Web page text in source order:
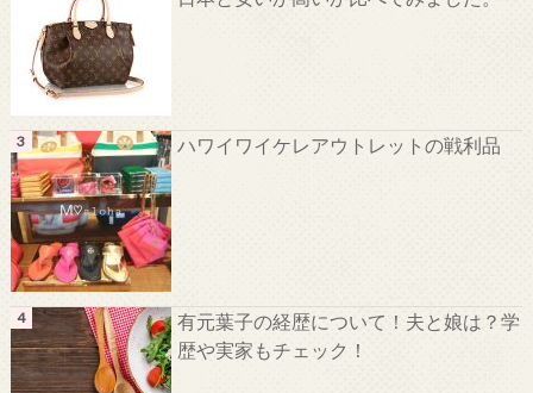
ハワイワイケレアウトレットの戦利品
有元葉子の経歴について！夫と娘は？学
歴や実家もチェック！